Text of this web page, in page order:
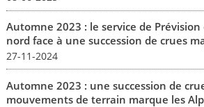
Automne 2023 : le service de Prévision
nord face à une succession de crues
27-11-2024
Automne 2023 : une succession de
mouvements de terrain marque les